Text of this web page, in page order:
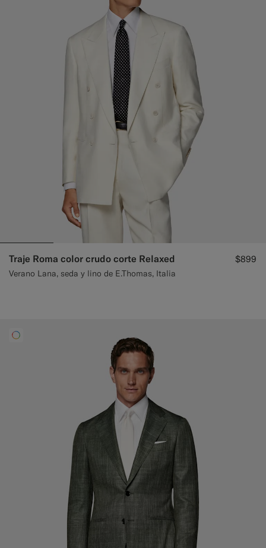
Traje Roma color crudo corte Relaxed
Verano Lana, seda y lino de E.Thomas, Italia
$899